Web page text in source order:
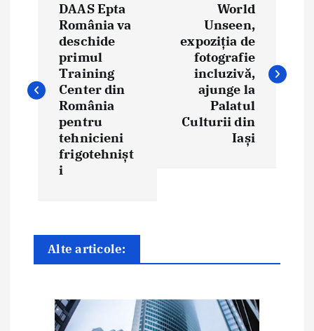
i
g
a
DAAS Epta
România va
deschide
primul
Training
Center din
România
pentru
tehnicieni
frigotehnișt
i
World
Unseen,
expoziția de
fotografie
incluzivă,
ajunge la
Palatul
Culturii din
Iași
Alte articole: